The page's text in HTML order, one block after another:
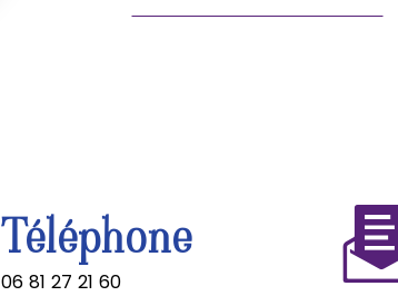
Téléphone
06 81 27 21 60